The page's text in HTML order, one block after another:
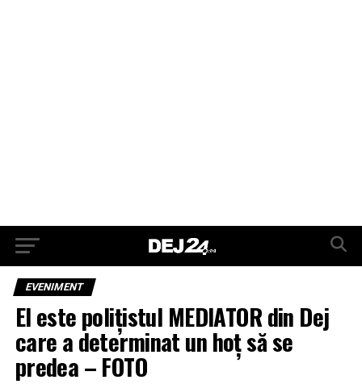
EVENIMENT
El este polițistul MEDIATOR din Dej
care a determinat un hoț să se
predea – FOTO